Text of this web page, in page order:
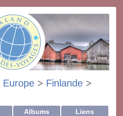
Europe > Finlande >
Albums
Liens